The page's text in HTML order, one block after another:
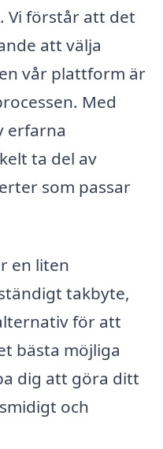
Vi förstår att det
att välja
vår plattform är
Med
erfarna
ta del av
som passar
en liten
takbyte,
för att
bästa möjliga
dig att göra ditt
och